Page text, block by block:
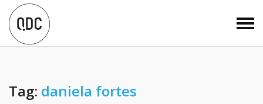
Tag: daniela fortes